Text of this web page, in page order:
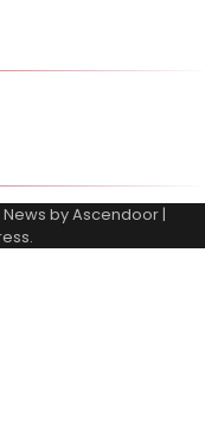
byAscendoor|
.